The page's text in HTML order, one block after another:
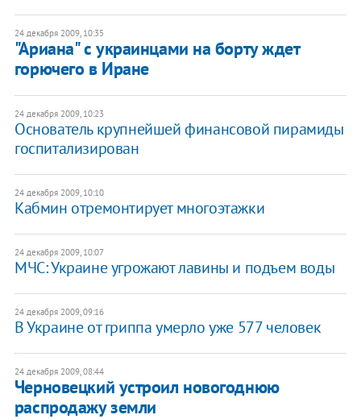
24 декабря 2009, 10:35
"Ариана" с украинцами на борту ждет
горючего в Иране
24 декабря 2009, 10:23
Основатель крупнейшей финансовой пирамиды
госпитализирован
24 декабря 2009, 10:10
Кабмин отремонтирует многоэтажки
24 декабря 2009, 10:07
МЧС: Украине угрожают лавины и подъем воды
24 декабря 2009, 09:16
В Украине от гриппа умерло уже 577 человек
24 декабря 2009, 08:44
Черновецкий устроил новогоднюю
распродажу земли